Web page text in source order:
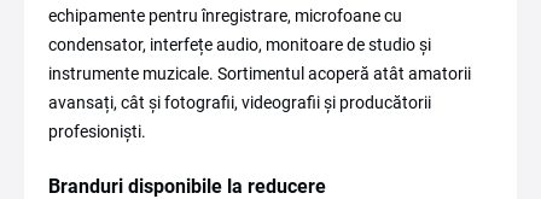
echipamente pentru înregistrare, microfoane cu
condensator, interfețe audio, monitoare de studio și
instrumente muzicale. Sortimentul acoperă atât amatorii
avansați, cât și fotografii, videografii și producătorii
profesioniști.
Branduri disponibile la reducere